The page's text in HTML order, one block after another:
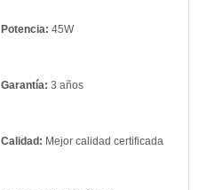
Potencia: 45W
Garantía: 3 años
Calidad: Mejor calidad certificada